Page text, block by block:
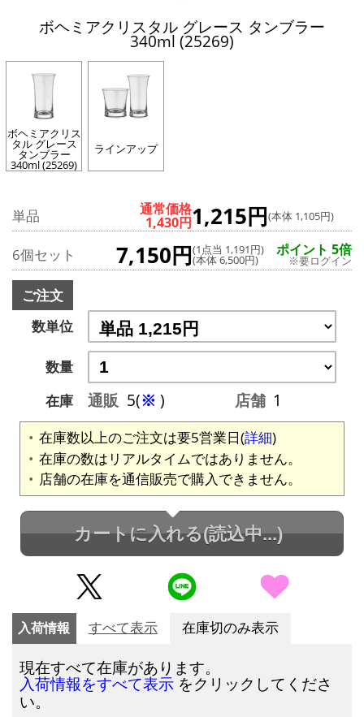
ボヘミアクリスタル グレース タンブラー
340ml (25269)
ボヘミアクリス
タル グレース
タンブラー
340ml (25269)
ラインアップ
単品 通常価格
1,430円1,215円(本体 1,105円)
6個セット 7,150円(1点当 1,191円)
(本体 6,500円)
ポイント 5倍
※要ログイン
ご注文
数単位
数量
在庫
通販 5(※ ) 店舗 1
在庫数以上のご注文は要5営業日(詳細)
在庫の数はリアルタイムではありません。
店舗の在庫を通信販売で購入できません。
カートに入れる(読込中...)
入荷情報 すべて表示 在庫切のみ表示
現在すべて在庫があります。
入荷情報をすべて表示 をクリックしてくださ
い。